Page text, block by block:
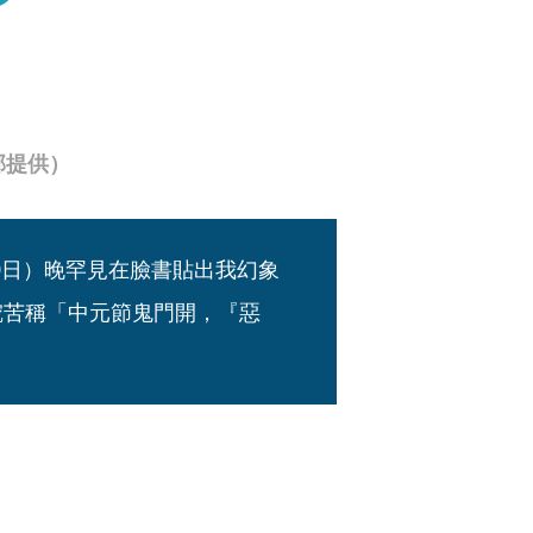
供）
）晚罕見在臉書貼出我幻象
稱「中元節鬼門開，『惡